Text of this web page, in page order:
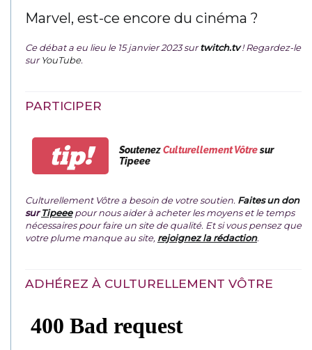
Marvel, est-ce encore du cinéma ?
Ce débat a eu lieu le 15 janvier 2023 surtwitch.tv ! Regardez-le
surYouTube.
PARTICIPER
tip! SoutenezCulturellement Vôtresur
Tipeee
Culturellement Vôtre a besoin de votre soutien. Faites un don
surTipeeepour nous aider à acheter les moyens et le temps
nécessaires pour faire un site de qualité. Et si vous pensez que
votre plume manque au site, rejoignez la rédaction.
ADHÉREZ À CULTURELLEMENT VÔTRE